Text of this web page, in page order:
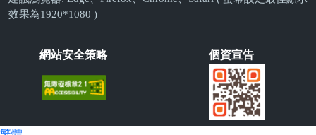
效果為1920*1080 )
網站安全策略 個資宣告